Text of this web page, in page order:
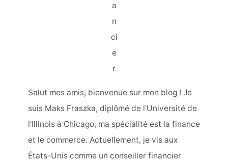
a
n
ci
e
r
Salut mes amis, bienvenue sur mon blog ! Je
suis Maks Fraszka, diplômé de l'Université de
l'Illinois à Chicago, ma spécialité est la finance
et le commerce. Actuellement, je vis aux
États-Unis comme un conseiller financier